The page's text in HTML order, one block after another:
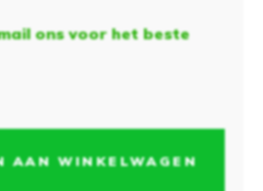
ons voor het beste
AAN WINKELWAGEN